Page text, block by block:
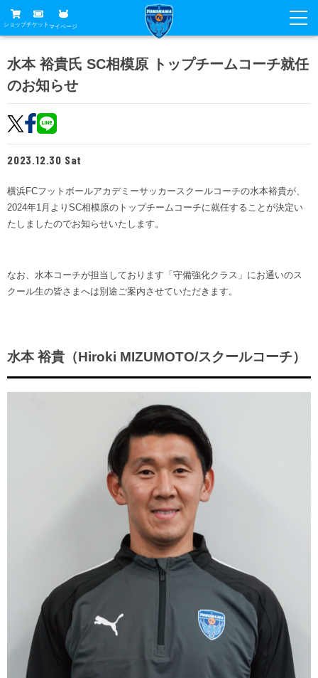
ショップチケット マイページ
グッズ
ホームタウン
トップチーム
試合
試合
試合日程
チケット
チケットガイド
席種・価格表
チケット購入方法
ニッパツシート
チーム
選手・スタッフ
スケジュール
観戦ガイド
横浜FC観戦ガイド
観戦ルール・マナー
フリ丸のページ
サステナビリティ
ホームタウン活動
ニッパツ横浜FCシーガルズ
ゲームスチュワード
学生インターンシップ
ファン
スタータークラブ
フェニックスクラブ
パートナー一覧
お問い合わせ
水本 裕貴氏 SC相模原 トップチームコーチ就任
のお知らせ
2023.12.30 Sat
横浜FCフットボールアカデミーサッカースクールコーチの水本裕貴が、
2024年1月よりSC相模原のトップチームコーチに就任することが決定い
たしましたのでお知らせいたします。
なお、水本コーチが担当しております「守備強化クラス」にお通いのス
クール生の皆さまへは別途ご案内させていただきます。
水本 裕貴（Hiroki MIZUMOTO/スクールコーチ）